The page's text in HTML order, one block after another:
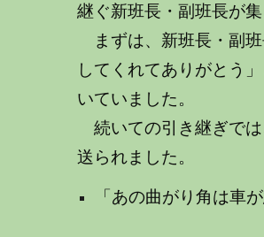
継ぐ新班長・副班長が集
まずは、新班長・副班
してくれてありがとう
いていました。
続いての引き継ぎでは
送られました。
「あの曲がり角は車